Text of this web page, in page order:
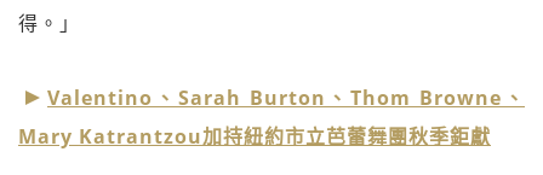
得。」
Valentino、Sarah Burton、Thom Browne、
Mary Katrantzou加持紐約市立芭蕾舞團秋季鉅獻